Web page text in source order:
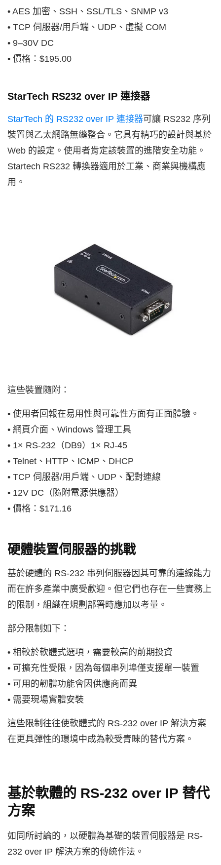
• AES 加密、SSH、SSL/TLS、SNMP v3
• TCP 伺服器/用戶端、UDP、虛擬 COM
• 9–30V DC
• 價格：$195.00
StarTech RS232 over IP 連接器
StarTech 的 RS232 over IP 連接器可讓 RS232 序列
裝置與乙太網路無縫整合。它具有精巧的設計與基於
Web 的設定。使用者肯定該裝置的進階安全功能。
Startech RS232 轉換器適用於工業、商業與機構應
用。
這些裝置隨附：
• 使用者回報在易用性與可靠性方面有正面體驗。
• 網頁介面、Windows 管理工具
• 1× RS-232（DB9）1× RJ-45
• Telnet、HTTP、ICMP、DHCP
• TCP 伺服器/用戶端、UDP、配對連線
• 12V DC（隨附電源供應器）
• 價格：$171.16
硬體裝置伺服器的挑戰
基於硬體的 RS-232 串列伺服器因其可靠的連線能力
而在許多產業中廣受歡迎。但它們也存在一些實務上
的限制，組織在規劃部署時應加以考量。
部分限制如下：
• 相較於軟體式選項，需要較高的前期投資
• 可擴充性受限，因為每個串列埠僅支援單一裝置
• 可用的韌體功能會因供應商而異
• 需要現場實體安裝
這些限制往往使軟體式的 RS-232 over IP 解決方案
在更具彈性的環境中成為較受青睞的替代方案。
基於軟體的 RS-232 over IP 替代
方案
如同所討論的，以硬體為基礎的裝置伺服器是 RS-
232 over IP 解決方案的傳統作法。